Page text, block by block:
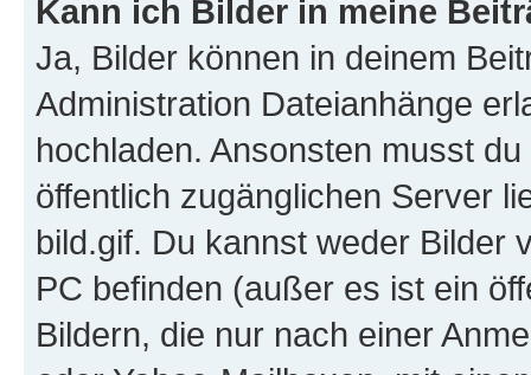
Kann ich Bilder in meine
Ja, Bilder können in deinem
Administration Dateianhänge
hochladen. Ansonsten musst
öffentlich zugänglichen Server
bild.gif. Du kannst weder Bilder
PC befinden (außer es ist ein
Bildern, die nur nach einer